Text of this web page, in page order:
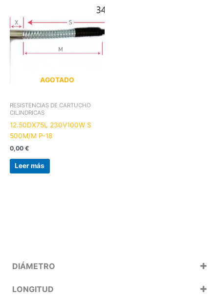
DIÁMETRO
LONGITUD
AGOTADO
RESISTENCIAS DE CARTUCHO
CILINDRICAS
12.50DX75L 230V100W S
500M/M P-18
0,00 €
Leer más